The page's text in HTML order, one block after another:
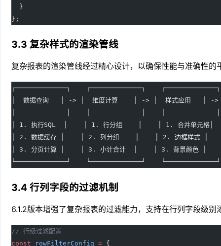
  }
};
3.3 复杂样式的渲染管线
复杂报表的渲染管线经过精心设计，以确保性能与准确性的
┌─────────────┐    ┌─────────────┐
│  数据查询   │ -> │  维度计算    │ -> │  样式应用   │ ->
│ 1. 执行SQL  │    │ 1. 行分组    │    │ 1. 合并单元格
│ 2. 数据缓存 │    │ 2. 列分组    │    │ 2. 边框样式 │
│ 3. 分页计算 │    │ 3. 小计合计  │    │ 3. 背景颜色 │
└─────────────┘    └─────────────┘
3.4 行列字段的过滤机制
6.1.2版本增强了复杂报表的过滤能力，支持在行列字段级别
// 行级过滤配置
const rowFilterConfig = {